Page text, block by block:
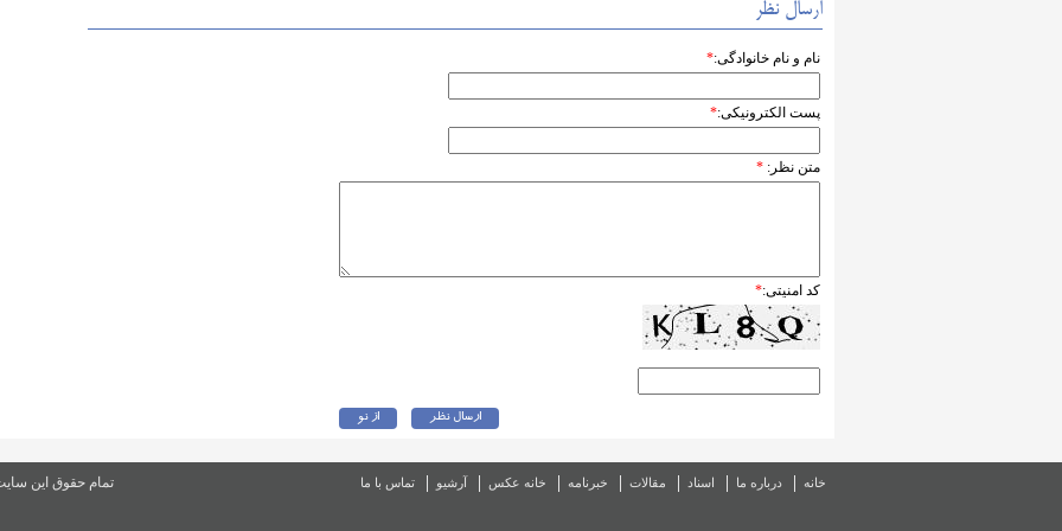
ارسال نظر
نام و نام خانوادگی:*
پست الکترونیکی:*
متن نظر: *
کد امنیتی:*
خانه درباره ما اسناد مقالات خبرنامه خانه عکس آرشیو تماس با ما تمام حقوق این